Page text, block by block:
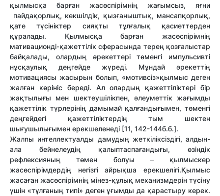
қылмысқа барған жасөспірімнің жағымсыз, яғни
пайдақорлық, кекшілдік, қызғаныштық, мансапқорлық,
қате түсініктер сияқты тұлғалық қасиеттерден
құралады. Қылмысқа барған жасөспірімнің
мативационді-қажеттілік сферасында терең қозғалыстар
байқалады, олардың әрекеттері төменгі импульсивті
нұсқаулық деңгейде жүреді. Мұндай әрекеттің
мотивациясы жасырын болып, «мотивсіз»қылмыс деген
жалған көрініс береді. Ал олардың қажеттіліктері бір
жақтылығы мен шектеушілікпен, әлеуметтік жағымды
қажеттілік түрлерінің дамымай қалғандығымен, төменгі
деңгейдегі қажеттіліктердің тым шектен
шығушылығымен ерекшеленеді [11, 142-144б.б.].
Жалпы интеллектуалды дамудың жеткіліксіздігі, алдын-
ала бейнелеудің қалыптаспағандығы, өзіндік
рефлексияның төмен болуы – қылмыскер
жасөспірімдердің негізгі айрықша ерекшелігі.Қылмыс
жасаған жасөспірімнің мінез-құлық механизмдерін түсіну
үшін «тұлғаның типі» деген ұғымды да қарастыру керек.